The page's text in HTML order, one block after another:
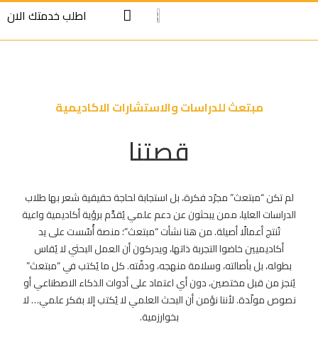
اطلب خدمتك الان
مبتعث للدراسات والاستشارات الاكاديمية
قصتنا
لم تكن “مبتعث” مجرّد فكرة، بل استجابة لحاجة حقيقية شعر بها طلاب
الدراسات العليا، ممن يبحثون عن دعم علمي يُقدَّم برؤية أكاديمية واعية
تُنتج أعمالًا أصيلة. من هنا نشأت “مبتعث”؛ منصة أُسّست على يد
أكاديميين خاضوا التجربة ذاتها، ويدركون أن العمل البحثي لا يُقاس
بطوله، بل بأصالته، وسلامة منهجه، ودقّته. كل ما يُكتب في “مبتعث”
يُنجز من قبل مختصين، دون أي اعتماد على أدوات الذكاء الاصطناعي أو
نصوص مولّدة. لأننا نؤمن أن البحث العلمي لا يُكتب إلا بفكر علمي… لا
بخوارزمية.